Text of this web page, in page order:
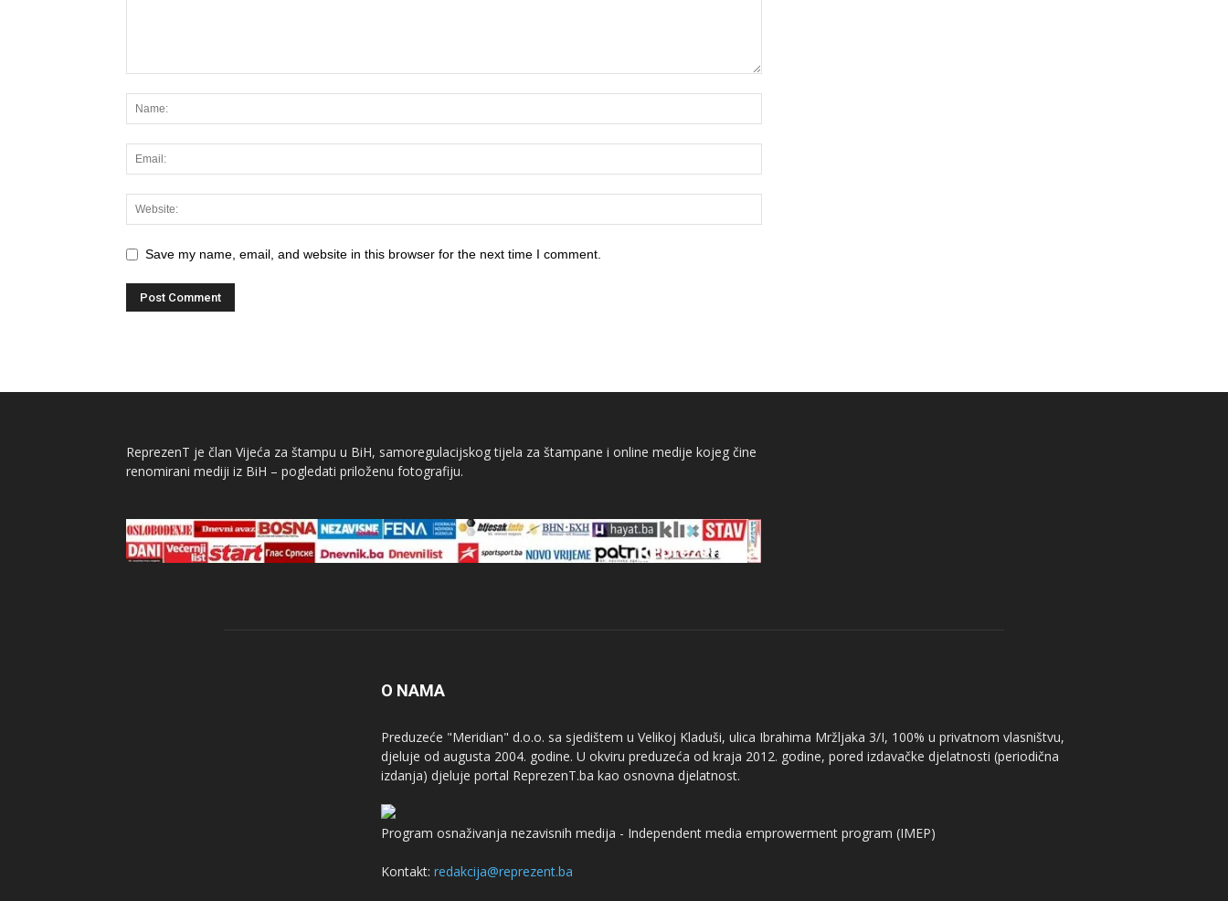
Save my name, email, and website in this browser for the next time I comment.
ReprezenT je član Vijeća za štampu u BiH, samoregulacijskog tijela za štampane i online medije kojeg čine
renomirani mediji iz BiH – pogledati priloženu fotografiju.
O NAMA
Preduzeće "Meridian" d.o.o. sa sjedištem u Velikoj Kladuši, ulica Ibrahima Mržljaka 3/I, 100% u privatnom vlasništvu,
djeluje od augusta 2004. godine. U okviru preduzeća od kraja 2012. godine, pored izdavačke djelatnosti (periodična
izdanja) djeluje portal ReprezenT.ba kao osnovna djelatnost.
Program osnaživanja nezavisnih medija - Independent media emprowerment program (IMEP)
Kontakt: redakcija@reprezent.ba